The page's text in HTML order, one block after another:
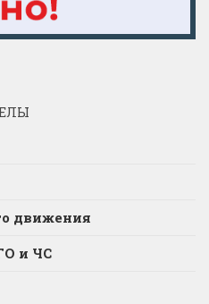
движения
и ЧС